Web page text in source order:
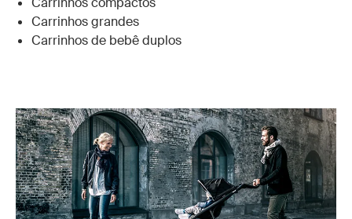
Carrinhos grandes
Carrinhos de bebê duplos